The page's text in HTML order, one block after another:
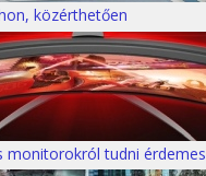
közérthetően
monitorokról tudni érdemes